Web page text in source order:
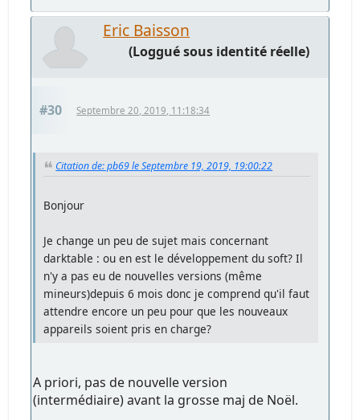
Eric Baisson
(Loggué sous identité réelle)
#30 Septembre 20, 2019, 11:18:34
Citation de: pb69 le Septembre 19, 2019, 19:00:22
Bonjour
Je change un peu de sujet mais concernant
darktable : ou en est le développement du soft? Il
n'y a pas eu de nouvelles versions (même
mineurs)depuis 6 mois donc je comprend qu'il faut
attendre encore un peu pour que les nouveaux
appareils soient pris en charge?
A priori, pas de nouvelle version
(intermédiaire) avant la grosse maj de Noël.